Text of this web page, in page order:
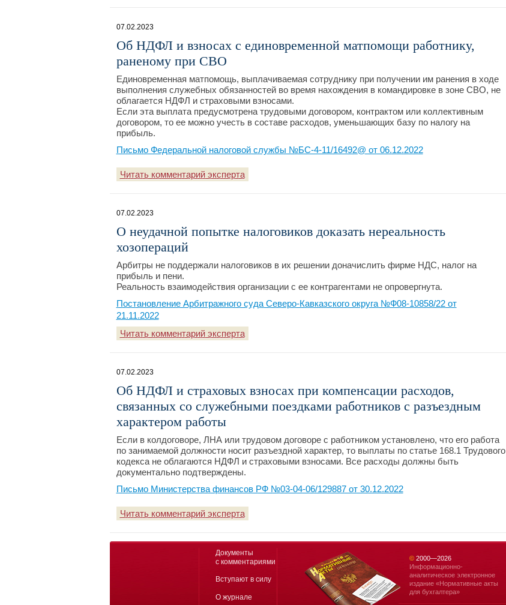
07.02.2023
Об НДФЛ и взносах с единовременной матпомощи работнику,
раненому при СВО
Единовременная матпомощь, выплачиваемая сотруднику при получении им ранения в ходе
выполнения служебных обязанностей во время нахождения в командировке в зоне СВО, не
облагается НДФЛ и страховыми взносами.
Если эта выплата предусмотрена трудовыми договором, контрактом или коллективным
договором, то ее можно учесть в составе расходов, уменьшающих базу по налогу на
прибыль.
Письмо Федеральной налоговой службы №БС-4-11/16492@ от 06.12.2022
Читать комментарий эксперта
07.02.2023
О неудачной попытке налоговиков доказать нереальность
хозопераций
Арбитры не поддержали налоговиков в их решении доначислить фирме НДС, налог на
прибыль и пени.
Реальность взаимодействия организации с ее контрагентами не опровергнута.
Постановление Арбитражного суда Северо-Кавказского округа №Ф08-10858/22 от
21.11.2022
Читать комментарий эксперта
07.02.2023
Об НДФЛ и страховых взносах при компенсации расходов,
связанных со служебными поездками работников с разъездным
характером работы
Если в колдоговоре, ЛНА или трудовом договоре с работником установлено, что его работа
по занимаемой должности носит разъездной характер, то выплаты по статье 168.1 Трудового
кодекса не облагаются НДФЛ и страховыми взносами. Все расходы должны быть
документально подтверждены.
Письмо Министерства финансов РФ №03-04-06/129887 от 30.12.2022
Читать комментарий эксперта
Документы
с комментариями
Вступают в силу
О журнале
©2000—2026
Информационно-
аналитическое электронное
издание «Нормативные акты
для бухгалтера»